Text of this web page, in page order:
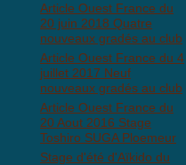
Article Ouest France du
20 juin 2018 Quatre
nouveaux gradés au club
Article Ouest France du 4
juillet 2017 Neuf
nouveaux gradés au club
Article Ouest France du
20 Aout 2016 Stage
Toshiro SUGA Ploemeur
Stage d'été d'Aïkido du